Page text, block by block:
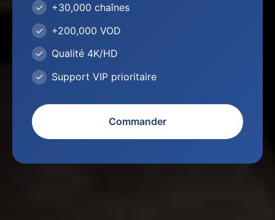
+30,000 chaînes
+200,000 VOD
Qualité 4K/HD
Support VIP prioritaire
Commander